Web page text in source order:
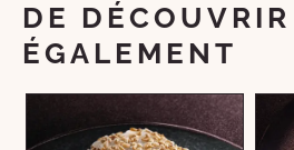
DE DÉCOUVRIR
ÉGALEMENT